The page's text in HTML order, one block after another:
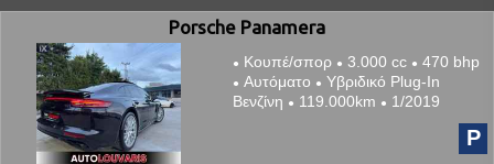
Porsche Panamera
● Κουπέ/σπορ ● 3.000 cc ● 470 bhp
● Αυτόματο ● Υβριδικό Plug-In
Βενζίνη ● 119.000km ● 1/2019
P